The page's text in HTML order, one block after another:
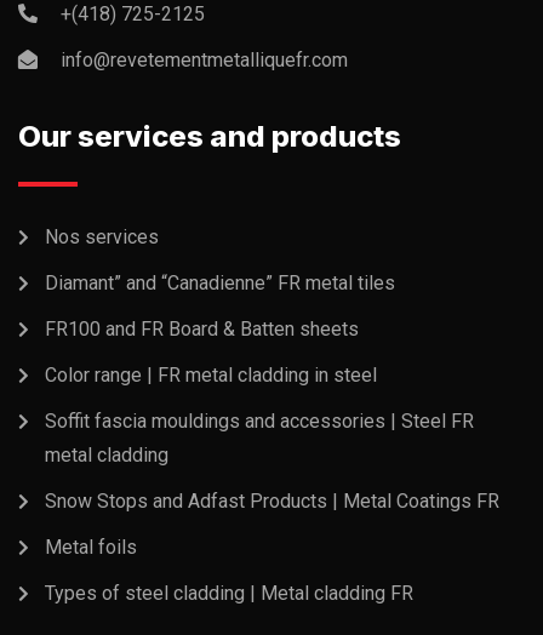
+(418) 725-2125
info@revetementmetalliquefr.com
Our services and products
Nos services
Diamant” and “Canadienne” FR metal tiles
FR100 and FR Board & Batten sheets
Color range | FR metal cladding in steel
Soffit fascia mouldings and accessories | Steel FR
metal cladding
Snow Stops and Adfast Products | Metal Coatings FR
Metal foils
Types of steel cladding | Metal cladding FR